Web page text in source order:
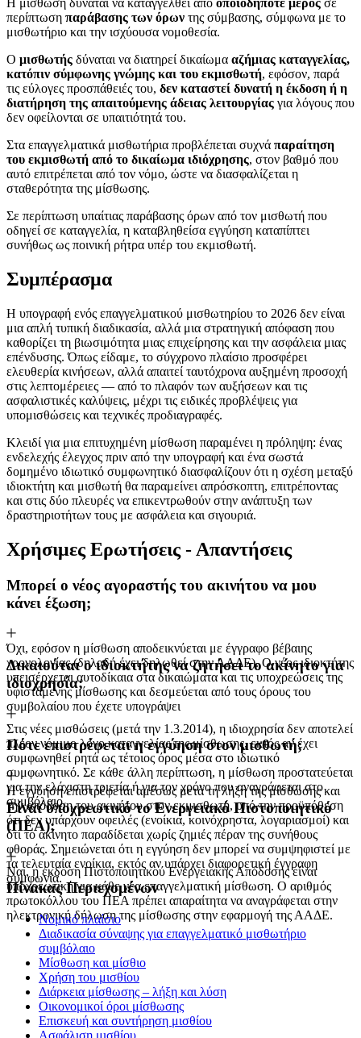
Η μίσθωση δύναται να καταγγελθεί από οποιοδήποτε μέρος σε
περίπτωση παράβασης των όρων της σύμβασης, σύμφωνα με το
μισθωτήριο και την ισχύουσα νομοθεσία.
Ο μισθωτής δύναται να διατηρεί δικαίωμα αζήμιας καταγγελίας,
κατόπιν σύμφωνης γνώμης και του εκμισθωτή, εφόσον, παρά
τις εύλογες προσπάθειές του, δεν καταστεί δυνατή η έκδοση ή η
διατήρηση της απαιτούμενης άδειας λειτουργίας για λόγους που
δεν οφείλονται σε υπαιτιότητά του.
Στα επαγγελματικά μισθωτήρια προβλέπεται συχνά παραίτηση
του εκμισθωτή από το δικαίωμα ιδιόχρησης, στον βαθμό που
αυτό επιτρέπεται από τον νόμο, ώστε να διασφαλίζεται η
σταθερότητα της μίσθωσης.
Σε περίπτωση υπαίτιας παράβασης όρων από τον μισθωτή που
οδηγεί σε καταγγελία, η καταβληθείσα εγγύηση καταπίπτει
συνήθως ως ποινική ρήτρα υπέρ του εκμισθωτή.
Συμπέρασμα
Η υπογραφή ενός επαγγελματικού μισθωτηρίου το 2026 δεν είναι
μια απλή τυπική διαδικασία, αλλά μια στρατηγική απόφαση που
καθορίζει τη βιωσιμότητα μιας επιχείρησης και την ασφάλεια μιας
επένδυσης. Όπως είδαμε, το σύγχρονο πλαίσιο προσφέρει
ελευθερία κινήσεων, αλλά απαιτεί ταυτόχρονα αυξημένη προσοχή
στις λεπτομέρειες — από το πλαφόν των αυξήσεων και τις
ασφαλιστικές καλύψεις, μέχρι τις ειδικές προβλέψεις για
υπομισθώσεις και τεχνικές προδιαγραφές.
Κλειδί για μια επιτυχημένη μίσθωση παραμένει η πρόληψη: ένας
ενδελεχής έλεγχος πριν από την υπογραφή και ένα σωστά
δομημένο ιδιωτικό συμφωνητικό διασφαλίζουν ότι η σχέση μεταξύ
ιδιοκτήτη και μισθωτή θα παραμείνει απρόσκοπτη, επιτρέποντας
και στις δύο πλευρές να επικεντρωθούν στην ανάπτυξη των
δραστηριοτήτων τους με ασφάλεια και σιγουριά.
Χρήσιμες Ερωτήσεις - Απαντήσεις
Μπορεί ο νέος αγοραστής του ακινήτου να μου
κάνει έξωση;
Όχι, εφόσον η μίσθωση αποδεικνύεται με έγγραφο βέβαιης
χρονολογίας (δηλαδή έχει δηλωθεί στην ΑΑΔΕ). Ο νέος ιδιοκτήτης
υπεισέρχεται αυτοδίκαια στα δικαιώματα και τις υποχρεώσεις της
υφιστάμενης μίσθωσης και δεσμεύεται από τους όρους του
συμβολαίου που έχετε υπογράψει
Δικαιούται ο ιδιοκτήτης να ζητήσει το ακίνητο για
ιδιοχρησία;
Στις νέες μισθώσεις (μετά την 1.3.2014), η ιδιοχρησία δεν αποτελεί
πλέον νόμιμο λόγο καταγγελίας της μίσθωσης, εκτός αν έχει
συμφωνηθεί ρητά ως τέτοιος όρος μέσα στο ιδιωτικό
συμφωνητικό. Σε κάθε άλλη περίπτωση, η μίσθωση προστατεύεται
για την ελάχιστη τριετία ή για τον χρόνο που αναγράφεται στο
συμβόλαιο.
Πότε επιστρέφεται η εγγύηση στον μισθωτή;
Η εγγύηση επιστρέφεται αμέσως μετά τη λήξη της μίσθωσης και
την απόδοση του ακινήτου στον εκμισθωτή, υπό την προϋπόθεση
ότι δεν υπάρχουν οφειλές (ενοίκια, κοινόχρηστα, λογαριασμοί) και
ότι το ακίνητο παραδίδεται χωρίς ζημιές πέραν της συνήθους
φθοράς. Σημειώνεται ότι η εγγύηση δεν μπορεί να συμψηφιστεί με
τα τελευταία ενοίκια, εκτός αν υπάρχει διαφορετική έγγραφη
συμφωνία.
Είναι υποχρεωτικό το Ενεργειακό Πιστοποιητικό
(ΠΕΑ);
Ναι, η έκδοση Πιστοποιητικού Ενεργειακής Απόδοσης είναι
υποχρεωτική για κάθε νέα επαγγελματική μίσθωση. Ο αριθμός
πρωτοκόλλου του ΠΕΑ πρέπει απαραίτητα να αναγράφεται στην
ηλεκτρονική δήλωση της μίσθωσης στην εφαρμογή της ΑΑΔΕ.
Πίνακας Περιεχομένων
Νομικό πλαίσιο
Διαδικασία σύναψης για επαγγελματικό μισθωτήριο
συμβόλαιο
Μίσθωση και μίσθιο
Χρήση του μισθίου
Διάρκεια μίσθωσης – λήξη και λύση
Οικονομικοί όροι μίσθωσης
Επισκευή και συντήρηση μισθίου
Ασφάλιση μισθίου